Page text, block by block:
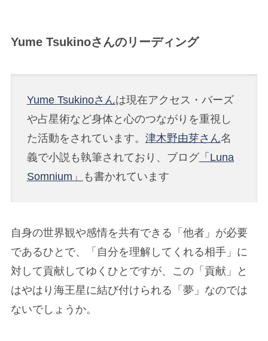
Yume Tsukinoさんのリーディング
Yume Tsukinoさんは現在アクセス・バーズ
や占星術など身体と心のつながりを重視し
た活動をされています。 津木野由芽さん名
義で小説も執筆されており、ブログ「Luna
Somnium」
も書かれています
自身の世界観や感情を共有できる「他者」が必要
であるひとで、「自分を理解してくれる相手」に
対して貢献してゆくひとですが、この「貢献」と
はやはり海王星に結び付けられる「夢」なのでは
ないでしょうか。